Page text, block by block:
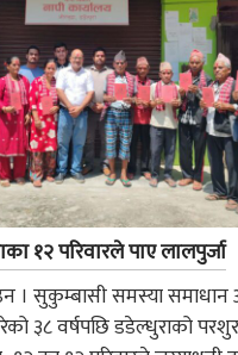
१२ परिवारले पाए लालपुर्जा
। सुकुम्बासी समस्या
३८ वर्षपछि डडेल्धुराको